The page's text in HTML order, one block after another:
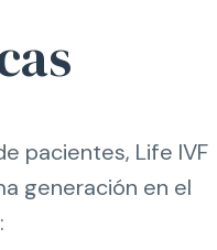
pacientes, Life IVF
generación en el